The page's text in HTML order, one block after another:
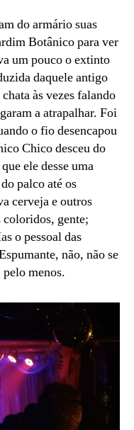
do armário suas
Botânico para ver
um pouco o extinto
daquele antigo
às vezes falando
a atrapalhar. Foi
o fio desencapou
Chico desceu do
ele desse uma
palco até os
cerveja e outros
gente;
o pessoal das
não, não se
menos.